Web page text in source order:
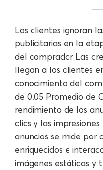
Los clientes ignoran
publicitarias en la
del comprador Las
llegan a los clientes
conocimiento del
de 0.05 Promedio de
rendimiento de los
clics y las
anuncios se mide por
enriquecidos e
imágenes estáticas y